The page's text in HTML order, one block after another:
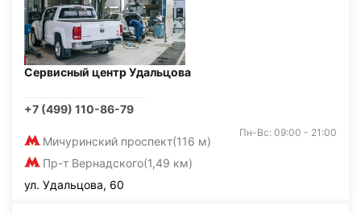
Сервисный центр Удальцова
+7 (499) 110-86-79
Мичуринский проспект(116 м)
Пр-т Вернадского(1,49 км)
Пн-Вс: 09:00 - 21:00
ул. Удальцова, 60